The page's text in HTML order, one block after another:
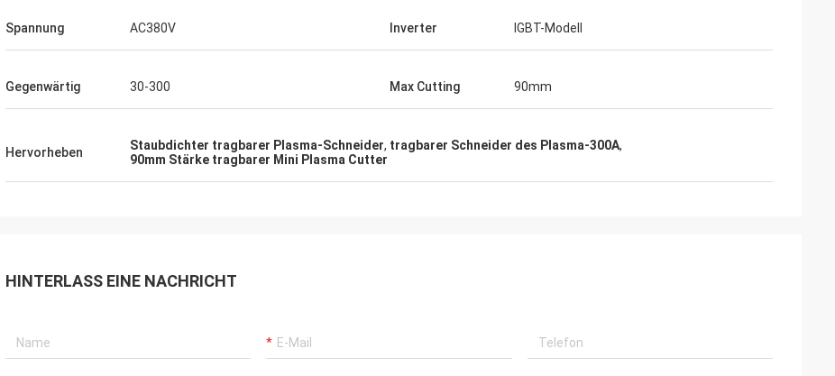
mit Ihnen
unser zu
für mich und
ich Sie
angemessen
Spannung AC380V Inverter IGBT-Modell
Gegenwärtig 30-300 Max Cutting 90mm
Hervorheben Staubdichter tragbarer Plasma-Schneider, tragbarer Schneider des Plasma-300A,
90mm Stärke tragbarer Mini Plasma Cutter
HINTERLASS EINE NACHRICHT